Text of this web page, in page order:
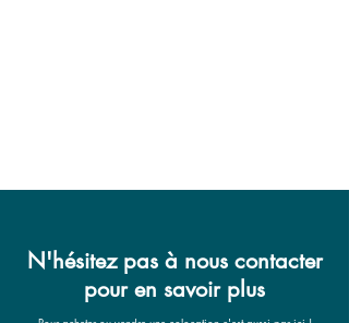
N'hésitez pas à nous contacter
pour en savoir plus